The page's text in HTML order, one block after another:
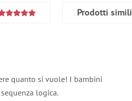
Prodotti simili
quanto si vuole! I bambini
logica.